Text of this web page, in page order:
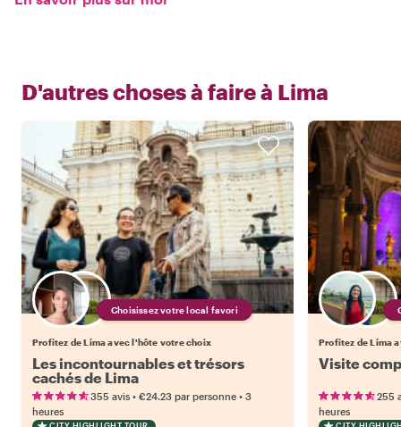
D'autres choses à faire à Lima
Choisissez votre local favori
Profitez de Lima avec l'hôte votre choix
Les incontournables et trésors
cachés de Lima
355 avis • €24.23 par personne • 3
heures
Profitez de Lima
Visite
255
heures